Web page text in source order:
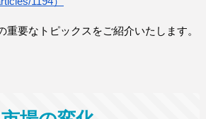
重要なトピックスをご紹介いたします。